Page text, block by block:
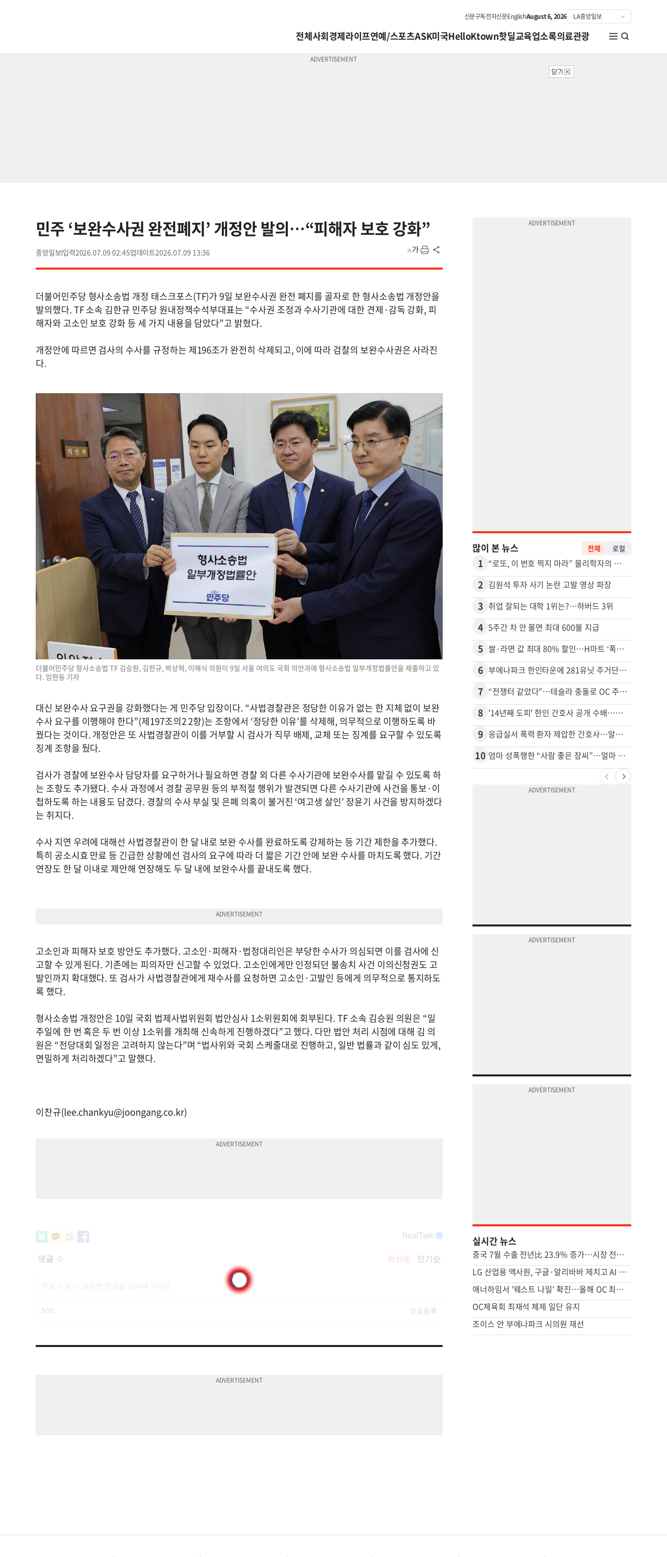
신문구독전자신문EnglishAugust 6, 2026
전체사회경제라이프연예/스포츠ASK미국HelloKtown핫딜교육업소록의료관광
민주 ‘보완수사권 완전폐지’ 개정안 발의…“피해자 보호 강화”
중앙일보 2026.07.09 02:45 2026.07.09 13:36
더불어민주당 형사소송법 개정 태스크포스(TF)가 9일 보완수사권 완전 폐지를 골자로 한 형사소송법 개정안을
발의했다. TF 소속 김한규 민주당 원내정책수석부대표는 “수사권 조정과 수사기관에 대한 견제·감독 강화, 피
해자와 고소인 보호 강화 등 세 가지 내용을 담았다”고 밝혔다.
개정안에 따르면 검사의 수사를 규정하는 제196조가 완전히 삭제되고, 이에 따라 검찰의 보완수사권은 사라진
다.
더불어민주당 형사소송법 TF 김승원, 김한규, 박상혁, 이해식 의원이 9일 서울 여의도 국회 의안과에 형사소송법 일부개정법률안을 제출하고 있
다. 임현동 기자
대신 보완수사 요구권을 강화했다는 게 민주당 입장이다. “사법경찰관은 정당한 이유가 없는 한 지체 없이 보완
수사 요구를 이행해야 한다”(제197조의2 2항)는 조항에서 ‘정당한 이유’를 삭제해, 의무적으로 이행하도록 바
꿨다는 것이다. 개정안은 또 사법경찰관이 이를 거부할 시 검사가 직무 배제, 교체 또는 징계를 요구할 수 있도록
징계 조항을 뒀다.
검사가 경찰에 보완수사 담당자를 요구하거나 필요하면 경찰 외 다른 수사기관에 보완수사를 맡길 수 있도록 하
는 조항도 추가됐다. 수사 과정에서 경찰 공무원 등의 부적절 행위가 발견되면 다른 수사기관에 사건을 통보·이
첩하도록 하는 내용도 담겼다. 경찰의 수사 부실 및 은폐 의혹이 불거진 ‘여고생 살인’ 장윤기 사건을 방지하겠다
는 취지다.
수사 지연 우려에 대해선 사법경찰관이 한 달 내로 보완 수사를 완료하도록 강제하는 등 기간 제한을 추가했다.
특히 공소시효 만료 등 긴급한 상황에선 검사의 요구에 따라 더 짧은 기간 안에 보완 수사를 마치도록 했다. 기간
연장도 한 달 이내로 제안해 연장해도 두 달 내에 보완수사를 끝내도록 했다.
고소인과 피해자 보호 방안도 추가했다. 고소인·피해자·법정대리인은 부당한 수사가 의심되면 이를 검사에 신
고할 수 있게 된다. 기존에는 피의자만 신고할 수 있었다. 고소인에게만 인정되던 불송치 사건 이의신청권도 고
발인까지 확대했다. 또 검사가 사법경찰관에게 재수사를 요청하면 고소인·고발인 등에게 의무적으로 통지하도
록 했다.
형사소송법 개정안은 10일 국회 법제사법위원회 법안심사 1소위원회에 회부된다. TF 소속 김승원 의원은 “일
주일에 한 번 혹은 두 번 이상 1소위를 개최해 신속하게 진행하겠다”고 했다. 다만 법안 처리 시점에 대해 김 의
원은 “전당대회 일정은 고려하지 않는다”며 “법사위와 국회 스케줄대로 진행하고, 일반 법률과 같이 심도 있게,
면밀하게 처리하겠다”고 말했다.
이찬규(lee.chankyu@joongang.co.kr)
많이 본 뉴스 전체 로컬
1 “로또, 이 번호 찍지 마라” 물리학자의 당첨금 높이는 비밀
2 김원석 투자 사기 논란 고발 영상 파장
3 취업 잘되는 대학 1위는?…하버드 3위
4 5주간 차 안 몰면 최대 600불 지급
5 쌀·라면 값 최대 80% 할인…H마트 ‘폭탄 세일’
6 부에나파크 한인타운에 281유닛 주거단지 들어선다
7 “전쟁터 같았다”…테슬라 충돌로 OC 주택 4채 파손
8 '14년째 도피' 한인 간호사 공개 수배…메디케어 사기 유죄
9 응급실서 폭력 환자 제압한 간호사…알고 보니
10 엄마 성폭행한 “사람 좋은 장씨”…얼마 뒤 딸 배도 불러왔다
실시간 뉴스
중국 7월 수출 전년比 23.9％ 증가…시장 전망 넘어서
LG 산업용 엑사원, 구글·알리바바 제치고 AI 모델 성능 평가 1위
애너하임서 '웨스트 나일' 확진…올해 OC 최초 인체 감염 사례
OC체육회 최재석 체제 일단 유지
조이스 안 부에나파크 시의원 재선